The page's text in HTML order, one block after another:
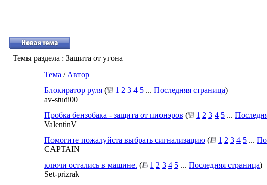
Темы раздела : Защита от угона
Тема / Автор
Блокиратор руля ( 1 2 3 4 5 ... Последняя страница)
av-studi00
Пробка бензобака - защита от пионэров ( 1 2 3 4 5 ...
ValentinV
Помогите пожалуйста выбрать сигнализацию ( 1 2 3 4 5 ...
CAPTAIN
ключи остались в машине. ( 1 2 3 4 5 ... Последняя страница)
Set-prizrak